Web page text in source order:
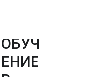
ОБУЧ
ЕНИЕ